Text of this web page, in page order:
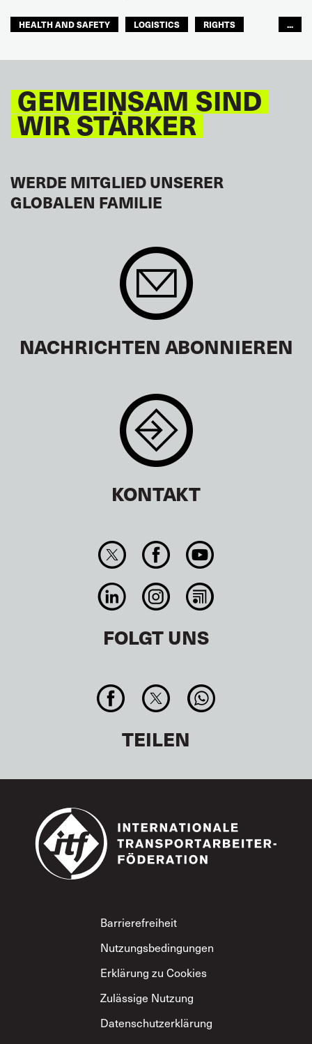
HEALTH AND SAFETY LOGISTICS
RIGHTS
...
GEMEINSAM SIND
WIR STÄRKER
WERDE MITGLIED UNSERER
GLOBALEN FAMILIE
NACHRICHTEN ABONNIEREN
KONTAKT
FOLGT UNS
TEILEN
Footer
Barrierefreiheit
Nutzungsbedingungen
Erklärung zu Cookies
Zulässige Nutzung
Datenschutzerklärung